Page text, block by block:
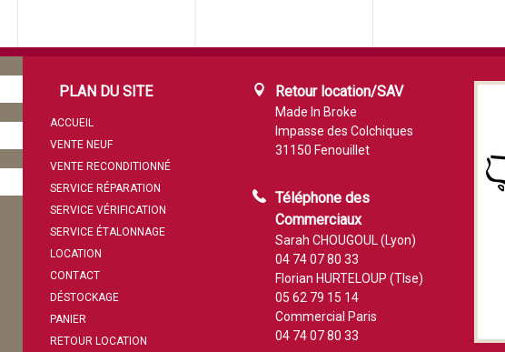
PLAN DU SITE
ACCUEIL
VENTE NEUF
VENTE RECONDITIONNÉ
SERVICE RÉPARATION
SERVICE VÉRIFICATION
SERVICE ÉTALONNAGE
LOCATION
CONTACT
DÉSTOCKAGE
PANIER
RETOUR LOCATION
Retour location/SAV
Made In Broke
Impasse des Colchiques
31150 Fenouillet
Téléphone des
Commerciaux
Sarah CHOUGOUL (Lyon)
04 74 07 80 33
Florian HURTELOUP (Tlse)
05 62 79 15 14
Commercial Paris
04 74 07 80 33